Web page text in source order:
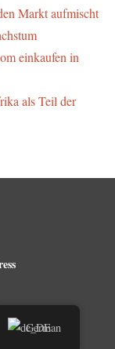
Markt aufmischt
einkaufen in
als Teil der
German